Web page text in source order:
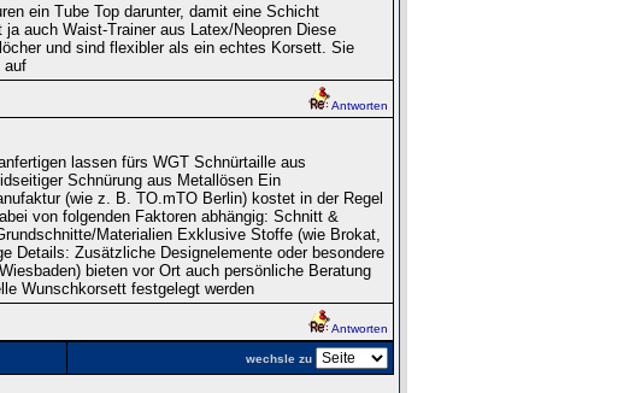
ein Tube Top darunter, damit eine Schicht
auch Waist-Trainer aus Latex/Neopren Diese
und sind flexibler als ein echtes Korsett. Sie
auf
Antworten
lassen fürs WGT Schnürtaille aus
Schnürung aus Metallösen Ein
(wie z. B. TO.mTO Berlin) kostet in der Regel
von folgenden Faktoren abhängig: Schnitt &
Materialien Exklusive Stoffe (wie Brokat,
Details: Zusätzliche Designelemente oder besondere
bieten vor Ort auch persönliche Beratung
Wunschkorsett festgelegt werden
Antworten
wechsle zu